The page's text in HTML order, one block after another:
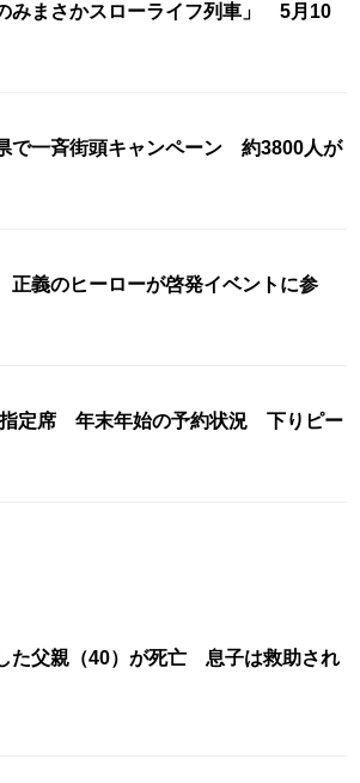
みまさかスローライフ列車」 5月10
で一斉街頭キャンペーン 約3800人が
義のヒーローが啓発イベントに参
定席 年末年始の予約状況 下りピー
た父親（40）が死亡 息子は救助され